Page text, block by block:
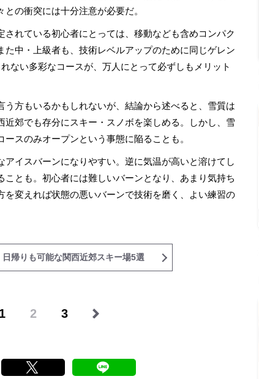
の衝突には十分注意が必要だ。
れている初心者にとっては、移動なども含めコンパク
た中・上級者も、技術レベルアップのために同じゲレン
ない多彩なコースが、万人にとって必ずしもメリット
方もいるかもしれないが、結論から述べると、雪質は
近郊でも存分にスキー・スノボを楽しめる。しかし、雪
スのみオープンという事態に陥ることも。
イスバーンになりやすい。逆に気温が高いと溶けてし
ことも。初心者には難しいバーンとなり、あまり気持ち
を変えれば状態の悪いバーンで技術を磨く、よい練習の
帰りも可能な関西近郊スキー場5選
1 2 3